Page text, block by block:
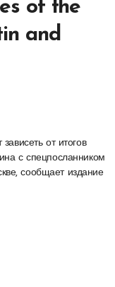
of the
and
с спецпосланником
сообщает издание